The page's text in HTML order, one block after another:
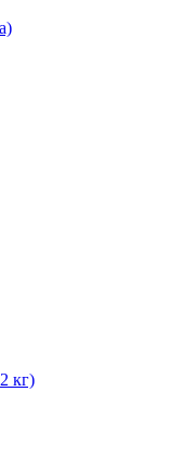
кг)